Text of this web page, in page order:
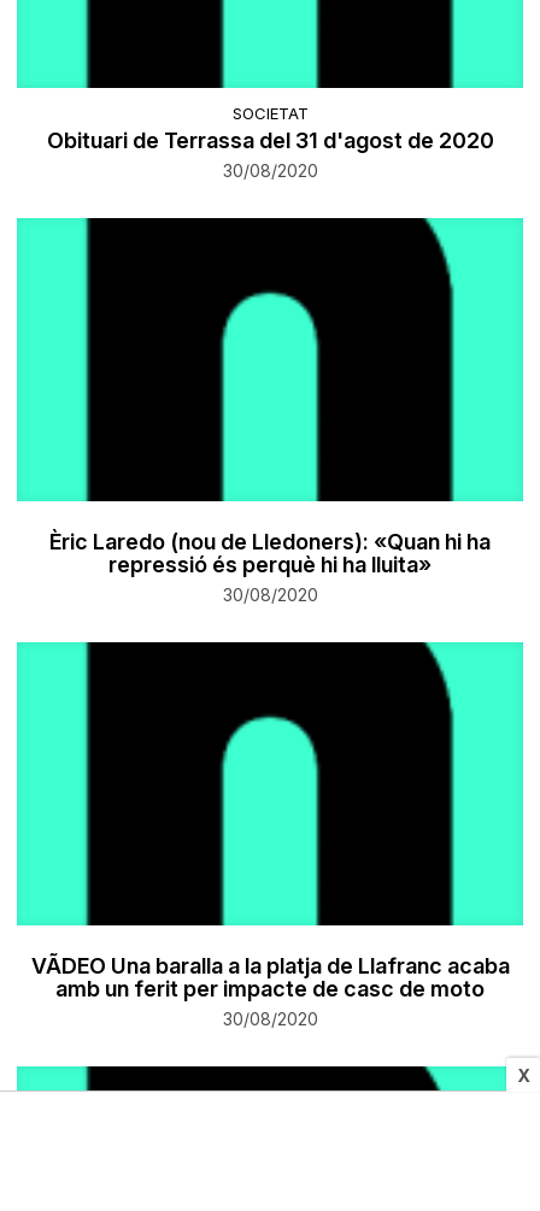
X
SOCIETAT
Obituari de Terrassa del 31 d'agost de 2020
30/08/2020
Èric Laredo (nou de Lledoners): «Quan hi ha
repressió és perquè hi ha lluita»
30/08/2020
VÃDEO Una baralla a la platja de Llafranc acaba
amb un ferit per impacte de casc de moto
30/08/2020